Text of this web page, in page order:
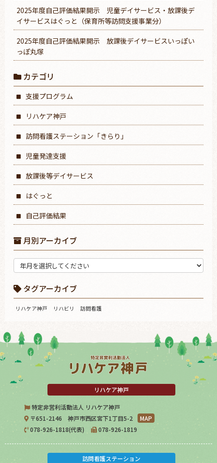
2025年度自己評価結果開示 児童デイサービス・放課後デ
イサービスはぐっと（保育所等訪問支援事業分）
2025年度自己評価結果開示 放課後デイサービスいっぽい
っぽ丸塚
カテゴリ
支援プログラム
リハケア神戸
訪問看護ステーション「きらり」
児童発達支援
放課後等デイサービス
はぐっと
自己評価結果
月別アーカイブ
タグアーカイブ
リハケア神戸 リハビリ 訪問看護
リハケア神戸
特定非営利活動法人 リハケア神戸
〒651-2146 神戸市西区宮下1丁目5-2
MAP
078-926-1818(代表)
078-926-1819
訪問看護ステーション